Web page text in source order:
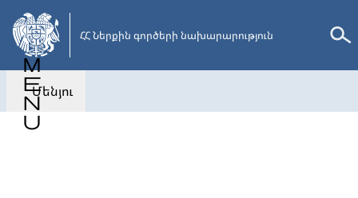
Անցնել
հիմնական
բովանդակությանը
ՀՀ Ներքին գործերի նախարարություն
Մենյու